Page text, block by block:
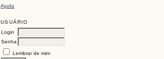
Ajuda
USUÁRIO
Login
Senha
Lembrar de mim